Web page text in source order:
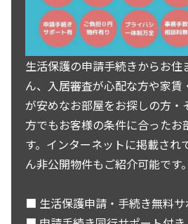
生活保護の申請手続きからお住
ん、入居審査が心配な方や家賃
が安めなお部屋をお探しの方・
方でもお客様の条件に合ったお
す。インターネットに掲載され
ん非公開物件もご紹介可能です。
■ 生活保護申請・手続き無料サ